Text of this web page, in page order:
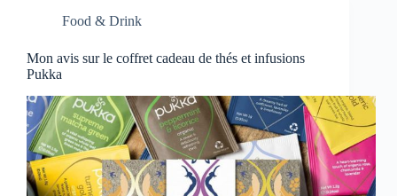
Food & Drink
Mon avis sur le coffret cadeau de thés et infusions
Pukka